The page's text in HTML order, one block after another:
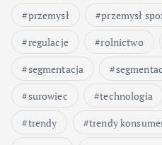
przemysł
przemysł
regulacje
rolnictwo
segmentacja
surowiec
technologia
trendy
trendy